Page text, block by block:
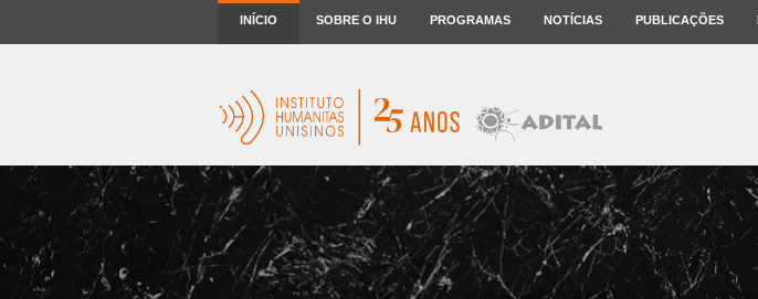
INÍCIO SOBRE O IHU PROGRAMAS NOTÍCIAS PUBLICAÇÕES